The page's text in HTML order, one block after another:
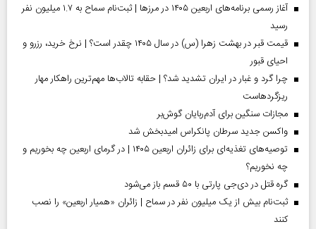
آغاز رسمی برنامه‌های اربعین ۱۴۰۵ در مرز‌ها | ثبت‌نام سماح به ۱.۷ میلیون نفر
رسید
قیمت قبر در بهشت زهرا (س) در سال ۱۴۰۵ چقدر است؟ | نرخ خرید، رزرو و
احیای قبور
چرا گرد و غبار در ایران تشدید شد؟ | حقابه تالاب‌ها مهم‌ترین راهکار مهار
ریزگردهاست
مجازات سنگین برای آدم‌ربایان گوش‌بر
واکسن جدید سرطان پانکراس امیدبخش شد
توصیه‌های تغذیه‌ای برای زائران اربعین ۱۴۰۵ | در گرمای اربعین چه بخوریم و
چه نخوریم؟
گره قتل در دی‌جی پارتی با ۵۰ قسم باز می‌شود
ثبت‌نام بیش از یک میلیون نفر در سماح | زائران «همیار اربعین» را نصب
کنند